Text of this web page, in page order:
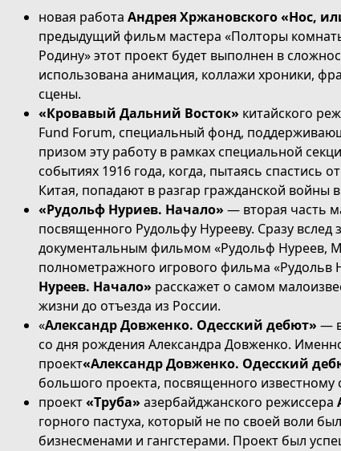
новая работа Андрея Хржановского «Нос,
предыдущий фильм мастера «Полторы
Родину» этот проект будет выполнен в
использована анимация, коллажи хроники,
сцены.
«Кровавый Дальний Восток» китайского
Fund Forum, специальный фонд,
призом эту работу в рамках специальной
событиях 1916 года, когда, пытаясь спастись
Китая, попадают в разгар гражданской войны
«Рудольф Нуриев. Начало» — вторая часть
посвященного Рудольфу Нурееву. Сразу
документальным фильмом «Рудольф Нуреев,
полнометражного игрового фильма «Рудольв
Нуреев. Начало» расскажет о самом
жизни до отъезда из России.
«Александр Довженко. Одесский дебют» —
со дня рождения Александра Довженко.
проект«Александр Довженко. Одесский
большого проекта, посвященного известному
проект«Труба» азербайджанского режиссера
горного пастуха, который не по своей воли
бизнесменами и гангстерами. Проект был